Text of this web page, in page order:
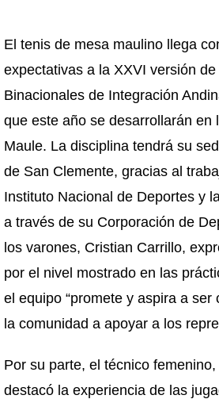
El tenis de mesa maulino llega
expectativas a la XXVI versión
Binacionales de Integración
que este año se desarrollarán en
Maule. La disciplina tendrá su
de San Clemente, gracias al
Instituto Nacional de Deportes y
a través de su Corporación de
los varones, Cristian Carrillo,
por el nivel mostrado en las
el equipo “promete y aspira a ser
la comunidad a apoyar a los
Por su parte, el técnico
destacó la experiencia de las